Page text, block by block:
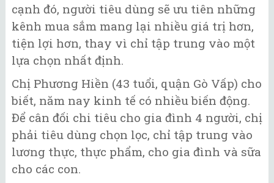
cạnh đó, người tiêu dùng sẽ ưu tiên những
kênh mua sắm mang lại nhiều giá trị hơn,
tiện lợi hơn, thay vì chỉ tập trung vào một
lựa chọn nhất định.
Chị Phương Hiền (43 tuổi, quận Gò Vấp) cho
biết, năm nay kinh tế có nhiều biến động.
Để cân đối chi tiêu cho gia đình 4 người, chị
phải tiêu dùng chọn lọc, chỉ tập trung vào
lương thực, thực phẩm, cho gia đình và sữa
cho các con.